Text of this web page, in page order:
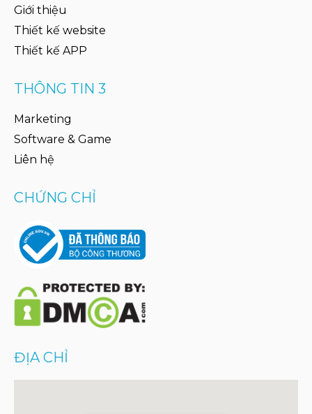
Giới thiệu
Thiết kế website
Thiết kế APP
THÔNG TIN 3
Marketing
Software & Game
Liên hệ
CHỨNG CHỈ
ĐỊA CHỈ